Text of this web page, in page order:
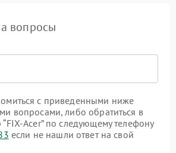
вопросы
с приведенными ниже
вопросами, либо обратиться в
Acer” по следующему телефону
если не нашли ответ на свой